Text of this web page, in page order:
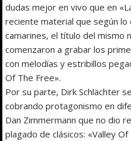
dudas mejor en vivo que en
reciente material que según
camarines, el título del mismo
comenzaron a grabar los
con melodías y estribillos
Of The Free».
Por su parte, Dirk Schlächter
cobrando protagonismo en
Dan Zimmermann que no dio
plagado de clásicos: «Valley